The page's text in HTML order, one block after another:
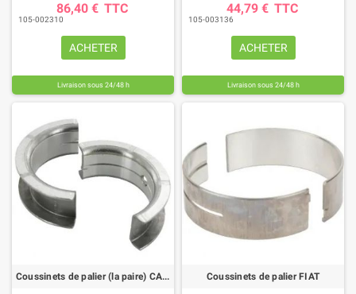
86,40 € TTC
105-002310
ACHETER
Livraison sous 24/48 h
44,79 € TTC
105-003136
ACHETER
Livraison sous 24/48 h
Coussinets de palier (la paire) CASE IH Coussinets de palier FIAT